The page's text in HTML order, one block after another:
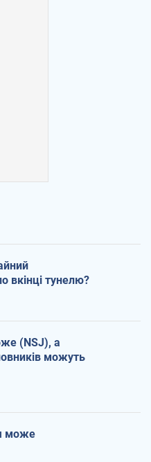
вкінці тунелю?
(NSJ), а
можуть
може